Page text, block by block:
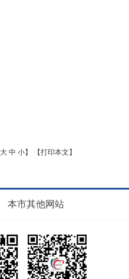
大 中 小】 【打印本文】
本市其他网站